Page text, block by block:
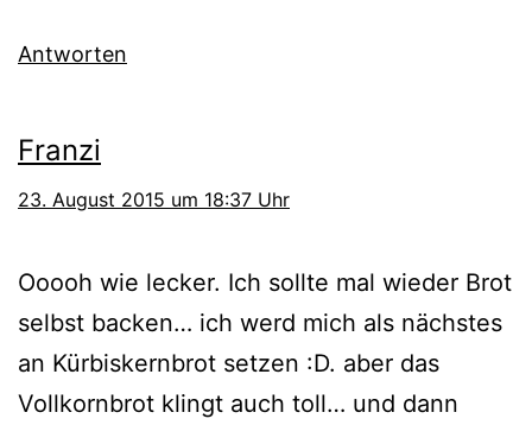
Antworten
Franzi
23. August 2015 um 18:37 Uhr
Ooooh wie lecker. Ich sollte mal wieder Brot
selbst backen… ich werd mich als nächstes
an Kürbiskernbrot setzen :D. aber das
Vollkornbrot klingt auch toll… und dann